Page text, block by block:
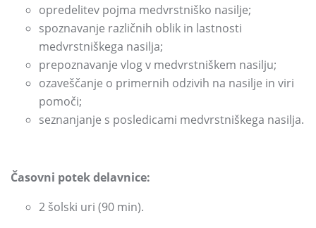
opredelitev pojma medvrstniško nasilje;
spoznavanje različnih oblik in lastnosti
medvrstniškega nasilja;
prepoznavanje vlog v medvrstniškem nasilju;
ozaveščanje o primernih odzivih na nasilje in viri
pomoči;
seznanjanje s posledicami medvrstniškega nasilja.
Časovni potek delavnice:
2 šolski uri (90 min).